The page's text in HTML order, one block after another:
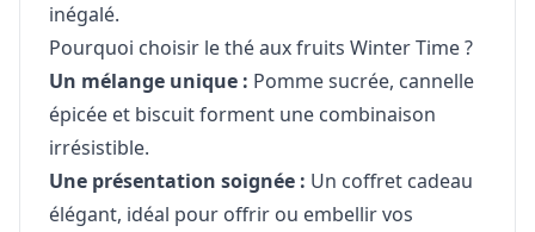
inégalé.
Pourquoi choisir le thé aux fruits Winter Time ?
Un mélange unique : Pomme sucrée, cannelle
épicée et biscuit forment une combinaison
irrésistible.
Une présentation soignée : Un coffret cadeau
élégant, idéal pour offrir ou embellir vos